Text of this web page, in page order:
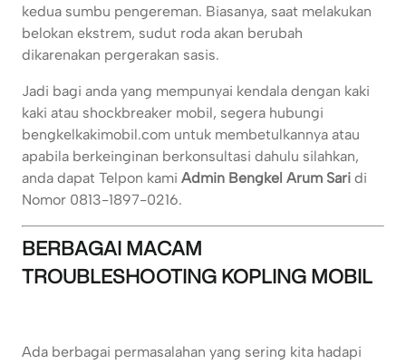
kedua sumbu pengereman. Biasanya, saat melakukan
belokan ekstrem, sudut roda akan berubah
dikarenakan pergerakan sasis.
Jadi bagi anda yang mempunyai kendala dengan kaki
kaki atau shockbreaker mobil, segera hubungi
bengkelkakimobil.com untuk membetulkannya atau
apabila berkeinginan berkonsultasi dahulu silahkan,
anda dapat Telpon kami Admin Bengkel Arum Sari di
Nomor 0813-1897-0216.
BERBAGAI MACAM
TROUBLESHOOTING KOPLING MOBIL
Ada berbagai permasalahan yang sering kita hadapi